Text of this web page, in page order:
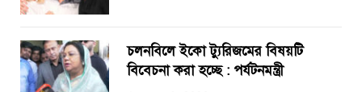
চলনবিলে ইকো ট্যুরিজমের বিষয়টি
বিবেচনা করা হচ্ছে : পর্যটনমন্ত্রী